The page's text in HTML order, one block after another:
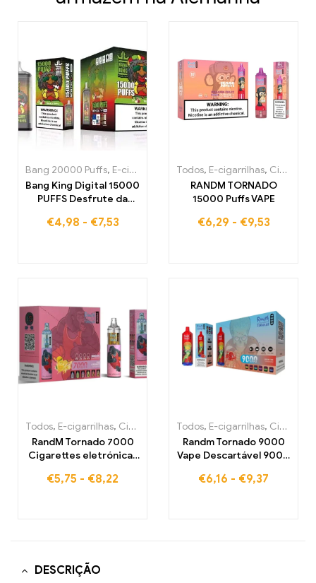
Bang 20000 Puffs, E-cigarrilhas
Cigarros eletrónicos
Bang King Digital 15000
PUFFS Desfrute da
definitiva
€4,98 - €7,53
Todos, E-cigarrilhas, Cigarros eletrónicos descartáveis Bélgica
RANDM TORNADO
15000 Puffs VAPE
€6,29 - €9,53
Todos, E-cigarrilhas, Cigarros eletrónicos descartáveis Bélgica
RandM Tornado 7000
Cigarettes eletrónicas
armazém na UE
€5,75 - €8,22
Todos, E-cigarrilhas, Cigarros eletrónicos descartáveis Bélgica
Randm Tornado 9000
Vape Descartável 9000
€6,16 - €9,37
DESCRIÇÃO